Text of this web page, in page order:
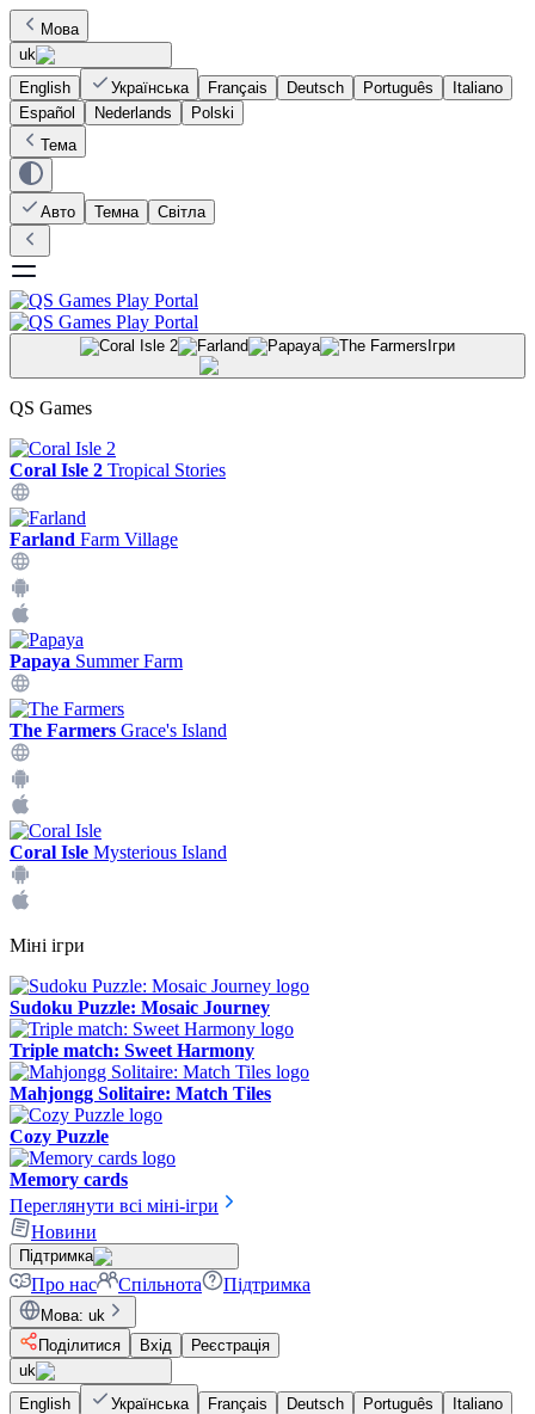
Мова
uk
English
Українська Français Deutsch Português
Italiano
Español
Nederlands
Polski
Тема
Авто Темна Світла
Ігри
QS Games
Coral Isle 2 Tropical Stories
Farland Farm Village
Papaya Summer Farm
The Farmers Grace's Island
Coral Isle Mysterious Island
Міні ігри
Sudoku Puzzle: Mosaic Journey
Triple match: Sweet Harmony
Mahjongg Solitaire: Match Tiles
Cozy Puzzle
Memory cards
Переглянути всі міні-ігри
Новини
Підтримка
Про нас Спільнота Підтримка
Мова: uk
Поділитися
Вхід
Реєстрація
uk
English
Українська Français Deutsch Português
Italiano